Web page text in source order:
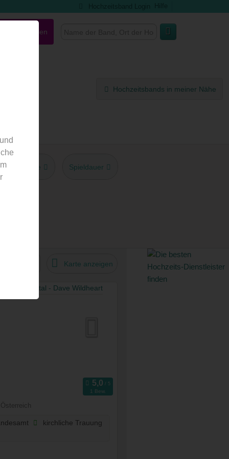
ausgefallen
Hochzeitsbands in meiner Nähe
Gage Spieldauer
Karte anzeigen
1 Bew.
kirchliche Trauung